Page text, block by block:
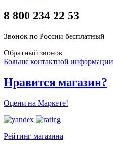
8 800 234 22 53
Звонок по России бесплатный
Обратный звонок
Больше контактной информации
Нравится магазин?
Оцени на Маркете!
Рейтинг магазина